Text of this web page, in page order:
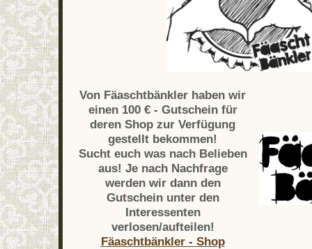
Von Fäaschtbänkler haben wir
einen 100 € - Gutschein für
deren Shop zur Verfügung
gestellt bekommen!
Sucht euch was nach Belieben
aus! Je nach Nachfrage
werden wir dann den
Gutschein unter den
Interessenten
verlosen/aufteilen!
Fäaschtbänkler - Shop